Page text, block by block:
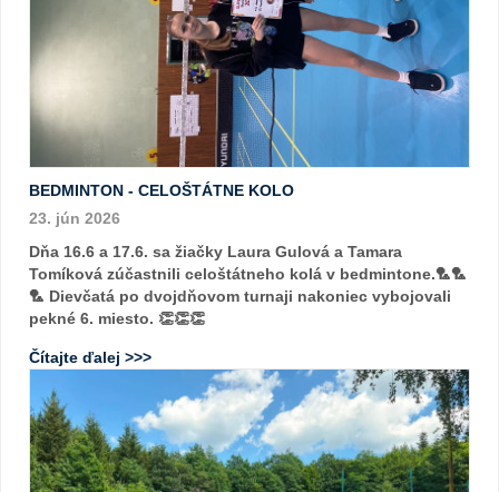
BEDMINTON - CELOŠTÁTNE KOLO
23. jún 2026
Dňa 16.6 a 17.6. sa žiačky Laura Gulová a Tamara
Tomíková zúčastnili celoštátneho kolá v bedmintone.🏸🏸
🏸 Dievčatá po dvojdňovom turnaji nakoniec vybojovali
pekné 6. miesto. 👏👏👏
Čítajte ďalej >>>